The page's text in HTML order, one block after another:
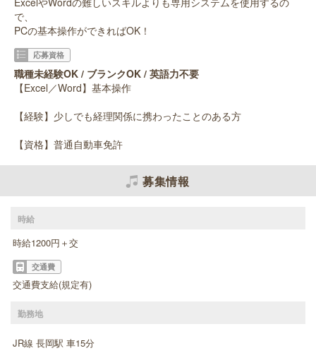
で、
PCの基本操作ができればOK！
応募資格
職種未経験OK / ブランクOK / 英語力不要
【Excel／Word】基本操作
【経験】少しでも経理関係に携わったことのある方
【資格】普通自動車免許
募集情報
時給
時給1200円＋交
交通費
交通費支給(規定有)
勤務地
JR線 長岡駅 車15分